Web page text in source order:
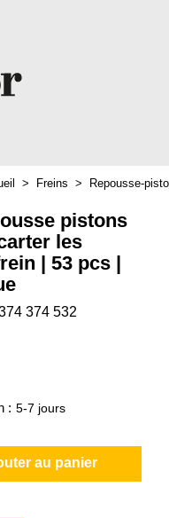
> Freins > Repousse-
pistons
les
| 53 pcs |
374 532
: 5-7 jours
au panier